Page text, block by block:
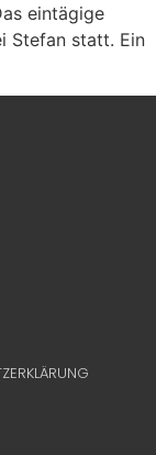
eintägige
Stefan statt. Ein